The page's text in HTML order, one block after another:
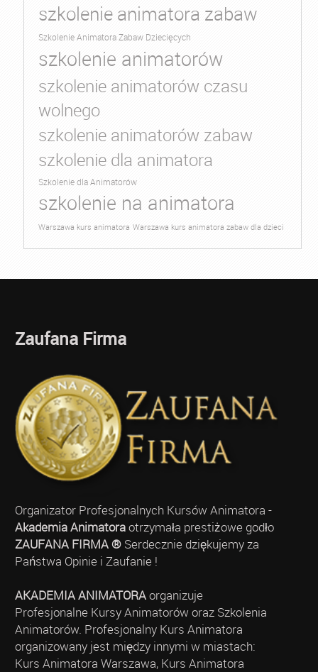
szkolenie animatora zabaw
Szkolenie Animatora Zabaw Dziecięcych
szkolenie animatorów
szkolenie animatorów czasu
wolnego
szkolenie animatorów zabaw
szkolenie dla animatora
Szkolenie dla Animatorów
szkolenie na animatora
Warszawa kurs animatora Warszawa kurs animatora zabaw dla dzieci
Zaufana Firma
Organizator Profesjonalnych Kursów Animatora -
Akademia Animatoraotrzymała prestiżowe godło
ZAUFANA FIRMA ®Serdecznie dziękujemy za
Państwa Opinie i Zaufanie !
AKADEMIA ANIMATORAorganizuje
Profesjonalne Kursy Animatorów oraz Szkolenia
Animatorów. Profesjonalny Kurs Animatora
organizowany jest między innymi w miastach:
Kurs Animatora Warszawa, Kurs Animatora